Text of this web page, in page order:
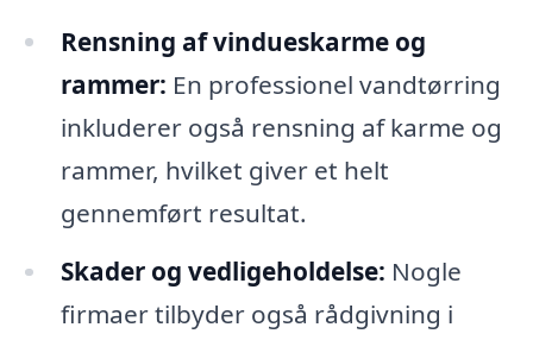
Rensning af vindueskarme og
rammer: En professionel vandtørring
inkluderer også rensning af karme og
rammer, hvilket giver et helt
gennemført resultat.
Skader og vedligeholdelse: Nogle
firmaer tilbyder også rådgivning i